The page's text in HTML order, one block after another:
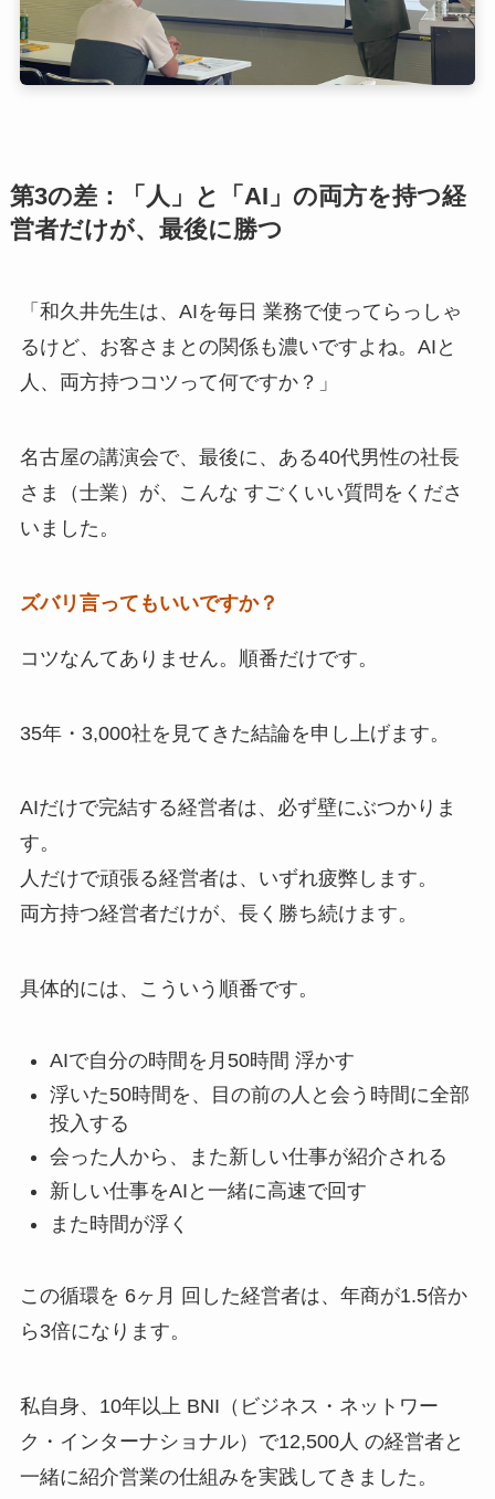
第3の差：「人」と「AI」の両方を持つ経
営者だけが、最後に勝つ
「和久井先生は、AIを毎日 業務で使ってらっしゃ
るけど、お客さまとの関係も濃いですよね。AIと
人、両方持つコツって何ですか？」
名古屋の講演会で、最後に、ある40代男性の社長
さま（士業）が、こんな すごくいい質問をくださ
いました。
ズバリ言ってもいいですか？
コツなんてありません。順番だけです。
35年・3,000社を見てきた結論を申し上げます。
AIだけで完結する経営者は、必ず壁にぶつかりま
す。
人だけで頑張る経営者は、いずれ疲弊します。
両方持つ経営者だけが、長く勝ち続けます。
具体的には、こういう順番です。
AIで自分の時間を月50時間 浮かす
浮いた50時間を、目の前の人と会う時間に全部
投入する
会った人から、また新しい仕事が紹介される
新しい仕事をAIと一緒に高速で回す
また時間が浮く
この循環を 6ヶ月 回した経営者は、年商が1.5倍か
ら3倍になります。
私自身、10年以上 BNI（ビジネス・ネットワー
ク・インターナショナル）で12,500人 の経営者と
一緒に紹介営業の仕組みを実践してきました。